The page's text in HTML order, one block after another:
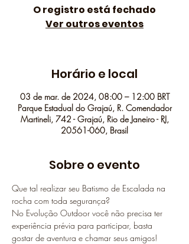
O registro está fechado
Ver outros eventos
Horário e local
03 de mar. de 2024, 08:00 – 12:00 BRT
Parque Estadual do Grajaú, R. Comendador
Martineli, 742 - Grajaú, Rio de Janeiro - RJ,
20561-060, Brasil
Sobre o evento
Que tal realizar seu Batismo de Escalada na
rocha com toda segurança?
No Evolução Outdoor você não precisa ter
experiência prévia para participar, basta
gostar de aventura e chamar seus amigos!